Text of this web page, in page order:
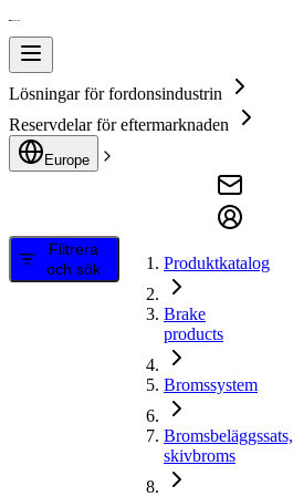
Lösningar för fordonsindustrin
Reservdelar för eftermarknaden
Europe
Filtrera
och sök
Produktkatalog
Brake
products
Bromssystem
Bromsbeläggssats,
skivbroms